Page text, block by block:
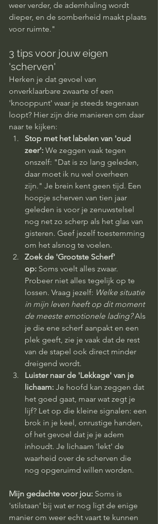
weer verder, de ademhaling wordt
dieper, en de somberheid maakt plaats
voor ruimte."
3 tips voor jouw eigen
'scherven'
Herken je dat gevoel van
onverklaarbare zwaarte of een
'knooppunt' waar je steeds tegenaan
loopt? Hier zijn drie manieren om daar
naar te kijken:
Stop met het labelen van 'oud
zeer': We zeggen vaak tegen
onszelf: "Dat is zo lang geleden,
daar moet ik nu wel overheen
zijn." Je brein kent geen tijd. Een
hoopje scherven van tien jaar
geleden is voor je zenuwstelsel
nog net zo scherp als het glas van
gisteren. Geef jezelf toestemming
om het alsnog te voelen.
Zoek de 'Grootste Scherf'
op: Soms voelt alles zwaar.
Probeer niet alles tegelijk op te
lossen. Vraag jezelf: Welke situatie
in mijn leven heeft op dit moment
de meeste emotionele lading? Als
je die ene scherf aanpakt en een
plek geeft, zie je vaak dat de rest
van de stapel ook direct minder
dreigend wordt.
Luister naar de 'Lekkage' van je
lichaam: Je hoofd kan zeggen dat
het goed gaat, maar wat zegt je
lijf? Let op die kleine signalen: een
brok in je keel, onrustige handen,
of het gevoel dat je je adem
inhoudt. Je lichaam 'lekt' de
waarheid over de scherven die
nog opgeruimd willen worden.
Mijn gedachte voor jou: Soms is
'stilstaan' bij wat er nog ligt de enige
manier om weer echt vaart te kunnen